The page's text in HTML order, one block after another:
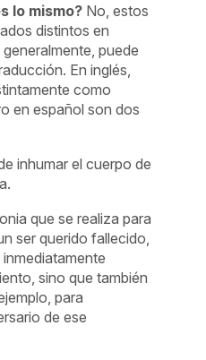
lo mismo? No, estos
distintos en
puede
En inglés,
como
en español son dos
inhumar el cuerpo de
que se realiza para
ser querido fallecido,
sino que también
para
de ese